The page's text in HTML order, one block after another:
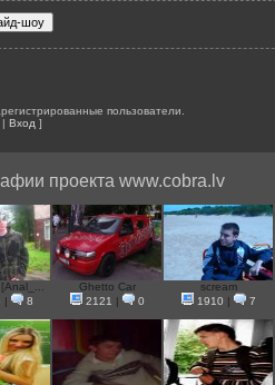
пользователи.
Вход ]
проекта www.cobra.lv
8
Ghetto Car
2121
0
scream
1910
7